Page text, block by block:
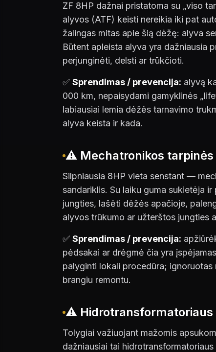
ZF 8HP dažnai pristatoma su „viso
alyvos (ATF) keisti nereikia iki pat
žalingas mitas apie šią dėžę: alyva
Būtent apleista alyva yra dažniausia
perjunginėti, delsti ar trūkčioti.
✅ Sprendimas / prevencija: alyvą
000 km, nepaisydami gamyklinės
labiausiai lemia dėžės tarnavimo
alyva keista ir kada.
⚠️ Mechatronikos
Silpniausia 8HP vieta senstant —
sandariklis. Su laiku guma sukietėja
jungties, lašėti dėžės apačioje,
alyvos trūkumo ar užterštos jungties
✅ Sprendimas / prevencija:
pėdsakai ar drėgmė čia yra
palyginti lokali procedūra;
brangiu remontu.
⚠️ Hidrotransformatoriaus
Tolygiai važiuojant mažomis
dažniausiai tai